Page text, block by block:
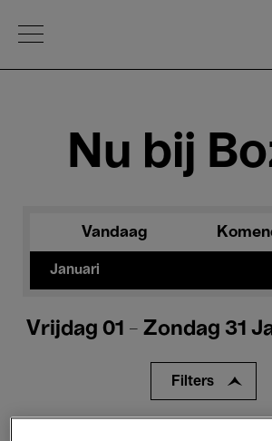
Open Menu
Nu bij
Vandaag
Januari
Vrijdag 01 - Zondag 31
Filters